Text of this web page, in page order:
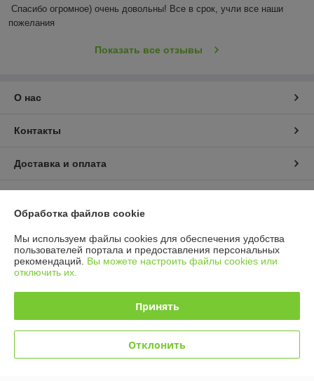
Спасибо огромное) очень довольны! Все в срок, учли все наши
пожелания
Показать все отзывы
О нас
Контакты
Доставка и оплата
Политика обработки cookies
Сайт создан на платформе Deal.by
Обработка файлов cookie
Мы используем файлы cookies для обеспечения удобства
пользователей портала и предоставления персональных
рекомендаций. Вы можете настроить файлы cookies или
отключить их.
Принять
Отклонить